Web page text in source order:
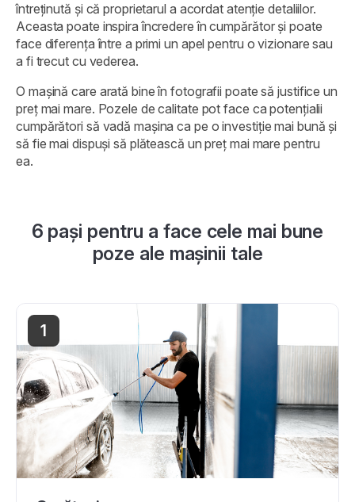
întreținută și că proprietarul a acordat atenție detaliilor.
Aceasta poate inspira încredere în cumpărător și poate
face diferența între a primi un apel pentru o vizionare sau
a fi trecut cu vederea.
O mașină care arată bine în fotografii poate să justifice un
preț mai mare. Pozele de calitate pot face ca potențialii
cumpărători să vadă mașina ca pe o investiție mai bună și
să fie mai dispuși să plătească un preț mai mare pentru
ea.
6 pași pentru a face cele mai bune
poze ale mașinii tale
1